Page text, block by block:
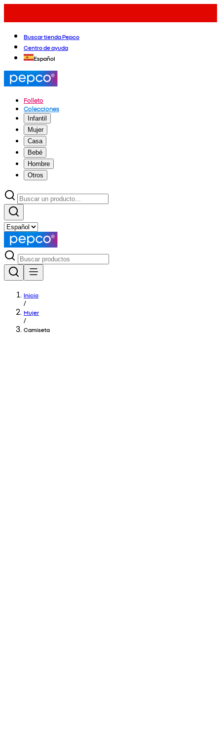
Buscar tienda Pepco
Centro de ayuda
Español
Folleto
Colecciones
Infantil
Mujer
Casa
Bebé
Hombre
Otros
Inicio
/
Mujer
/
Camiseta